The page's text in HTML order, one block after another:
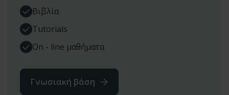
Βιβλία
Tutorials
On - line μαθήματα
Γνωσιακή βάση